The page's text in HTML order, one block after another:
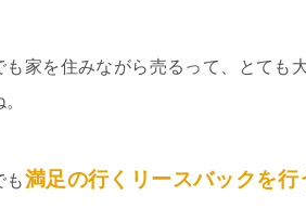
も家を住みながら売るって、とても
も満足の行くリースバックを